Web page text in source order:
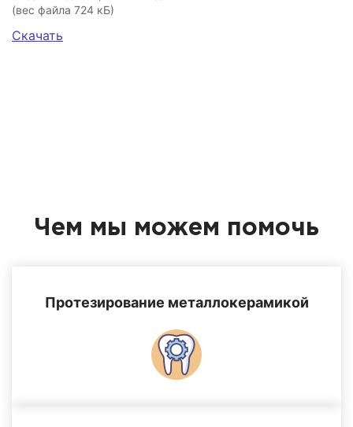
(вес файла 724 кБ)
Скачать
Чем мы можем помочь
Протезирование металлокерамикой